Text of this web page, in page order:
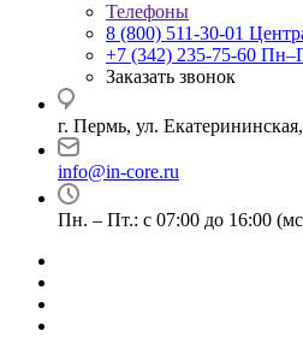
Телефоны
8 (800) 511-30-01
+7 (342) 235-75-60
Заказать звонок
г. Пермь, ул.
info@in-core.ru
Пн. – Пт.: с 07:00 до 16:00